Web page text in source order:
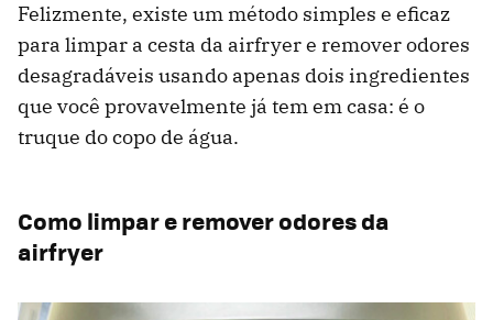
Felizmente, existe um método simples e eficaz
para limpar a cesta da airfryer e remover odores
desagradáveis ​​usando apenas dois ingredientes
que você provavelmente já tem em casa: é o
truque do copo de água.
Como limpar e remover odores da
airfryer